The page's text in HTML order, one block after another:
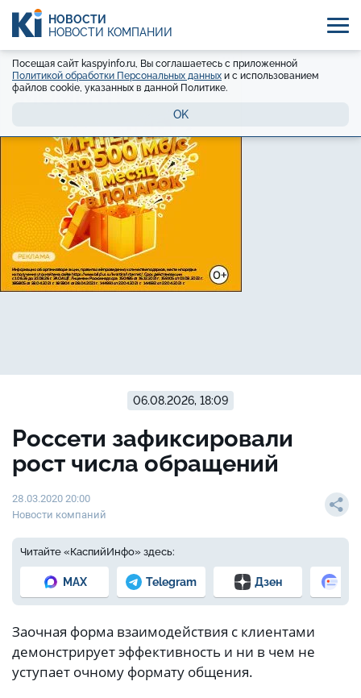
НОВОСТИ
НОВОСТИ КОМПАНИЙ
Посещая сайт kaspyinfo.ru, Вы соглашаетесь с приложенной
Политикой обработки Персональных данных и с использованием
файлов cookie, указанных в данной Политике.
OK
06.08.2026, 18:09
Россети зафиксировали
рост числа обращений
28.03.2020 20:00
Новости компаний
Читайте «КаспийИнфо» здесь:
MAX Telegram Дзен
Заочная форма взаимодействия с клиентами
демонстрирует эффективность и ни в чем не
уступает очному формату общения.